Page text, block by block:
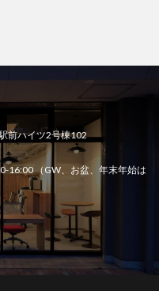
前ハイツ2号棟102
（GW、お盆、年末年始は